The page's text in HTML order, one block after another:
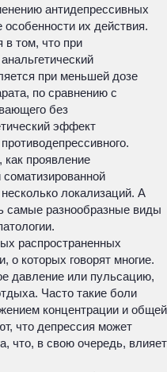
антидепрессивных
их действия.
в том, что при
при меньшей дозе
по сравнению с
без
эффект
проявление
локализаций. А
самые разнообразные виды
распространенных
о которых говорят многие.
давление или пульсацию,
Часто такие боли
концентрации и общей
что депрессия может
что, в свою очередь, влияет